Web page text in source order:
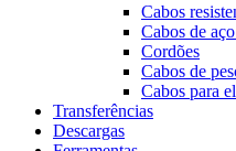
Cabos
Cabos de
Cordões
Cabos de
Cabos para
Transferências
Descargas